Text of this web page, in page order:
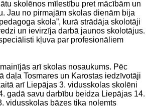
skolēnos mīlestību pret mācībām un
Jau no pirmajām skolas dienām bija
skola”, kurā strādāja skolotāji
un ievirzīja darbā jaunos skolotājus.
kļuva par profesionāliem
arī skolas nosaukums. Pēc
daļa Tosmares un Karostas iedzīvotāji
arī Liepājas 3. vidusskolas skolēni
gadā savu darbību beidza Liepājas 14.
vidusskolas bāzes tika nolemts